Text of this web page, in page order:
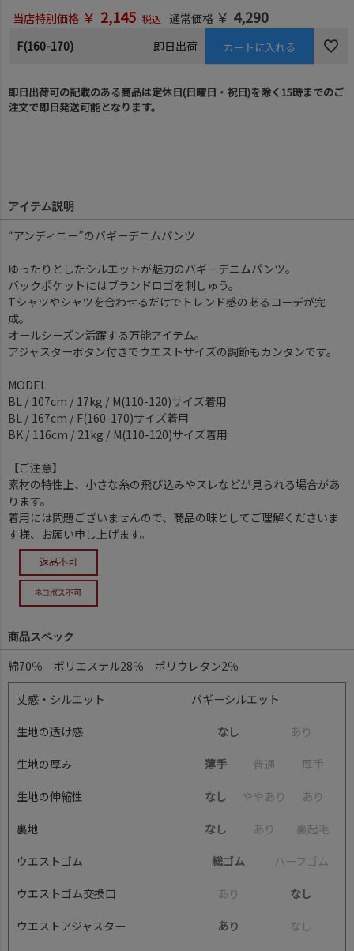
当店特別価格 ￥ 2,145 税込 通常価格 ￥ 4,290
F(160-170) 即日出荷 カートに入れる
即日出荷可の記載のある商品は定休日(日曜日・祝日)を除く15時までのご
注文で即日発送可能となります。
アイテム説明
“アンディニー”のバギーデニムパンツ
ゆったりとしたシルエットが魅力のバギーデニムパンツ。
バックポケットにはブランドロゴを刺しゅう。
Tシャツやシャツを合わせるだけでトレンド感のあるコーデが完
成。
オールシーズン活躍する万能アイテム。
アジャスターボタン付きでウエストサイズの調節もカンタンです。
MODEL
BL / 107cm / 17kg / M(110-120)サイズ着用
BL / 167cm / F(160-170)サイズ着用
BK / 116cm / 21kg / M(110-120)サイズ着用
【ご注意】
素材の特性上、小さな糸の飛び込みやスレなどが見られる場合があ
ります。
着用には問題ございませんので、商品の味としてご理解くださいま
す様、お願い申し上げます。
商品スペック
綿70％ ポリエステル28％ ポリウレタン2％
丈感・シルエット バギーシルエット
生地の透け感 なし あ り
生地の厚み 薄手 普通 厚手
生地の伸縮性 なし ややあ り あ り
裏地 なし あ り 裏起毛
ウエストゴム 総ゴム ハーフ ゴ ム
ウエストゴム交換口 あ り なし
ウエストアジャスター あり な し